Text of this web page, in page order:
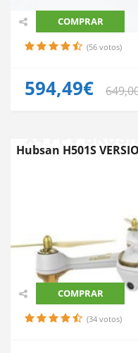
COMPRAR
(56 votos)
594,49€
Hubsan H501S
COMPRAR
(34 votos)